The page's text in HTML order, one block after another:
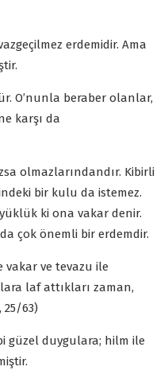
erdemidir. Ama
O’nunla beraber olanlar,
karşı da
olmazlarındandır. Kibirli
bir kulu da istemez.
ki ona vakar denir.
çok önemli bir erdemdir.
vakar ve tevazu ile
laf attıkları zaman,
25/63)
güzel duygulara; hilm ile